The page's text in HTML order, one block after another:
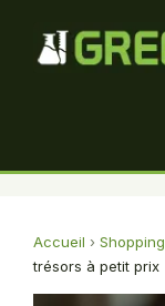
Accueil › Shopping
trésors à petit prix